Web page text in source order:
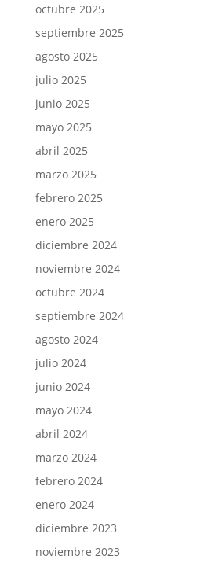
octubre 2025
septiembre 2025
agosto 2025
julio 2025
junio 2025
mayo 2025
abril 2025
marzo 2025
febrero 2025
enero 2025
diciembre 2024
noviembre 2024
octubre 2024
septiembre 2024
agosto 2024
julio 2024
junio 2024
mayo 2024
abril 2024
marzo 2024
febrero 2024
enero 2024
diciembre 2023
noviembre 2023